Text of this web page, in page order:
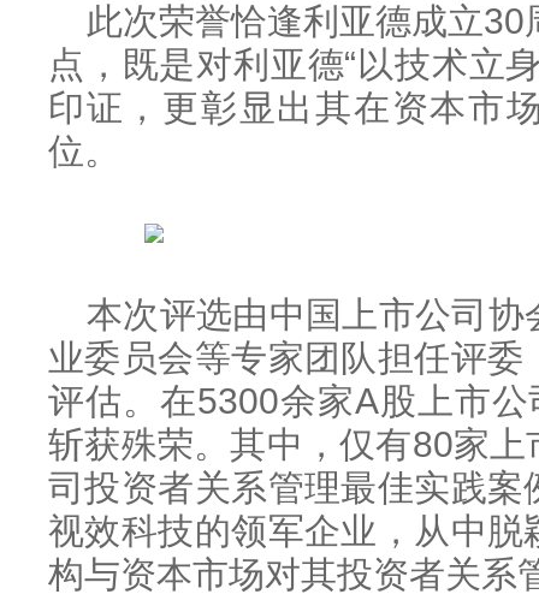
此次荣誉恰逢利亚德成立
点，既是对利亚德“以技术立
印证，更彰显出其在资本市
位。
本次评选由中国上市公司
业委员会等专家团队担任评
评估。在5300余家A股上市
斩获殊荣。其中，仅有80家
司投资者关系管理最佳实践
视效科技的领军企业，从中
构与资本市场对其投资者关系